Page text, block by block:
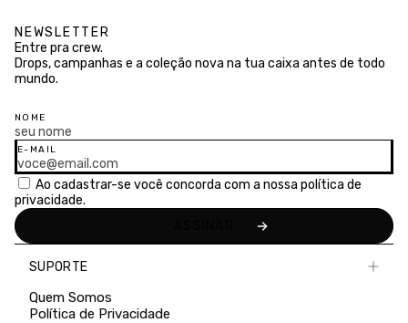
NEWSLETTER
Entre pra crew.
Drops, campanhas e a coleção nova na tua caixa antes de todo
mundo.
NOME
E-MAIL
Ao cadastrar-se você concorda com a nossa política de
privacidade.
SUPORTE
Quem Somos
Política de Privacidade